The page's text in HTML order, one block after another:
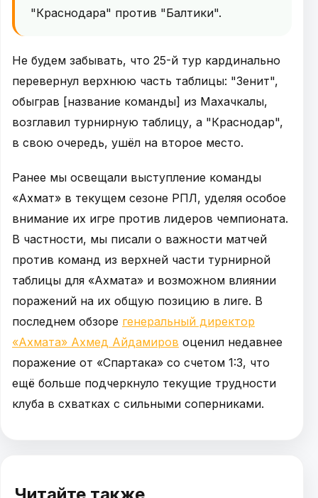
"Краснодара" против "Балтики".
Не будем забывать, что 25-й тур кардинально
перевернул верхнюю часть таблицы: "Зенит",
обыграв [название команды] из Махачкалы,
возглавил турнирную таблицу, а "Краснодар",
в свою очередь, ушёл на второе место.
Ранее мы освещали выступление команды
«Ахмат» в текущем сезоне РПЛ, уделяя особое
внимание их игре против лидеров чемпионата.
В частности, мы писали о важности матчей
против команд из верхней части турнирной
таблицы для «Ахмата» и возможном влиянии
поражений на их общую позицию в лиге. В
последнем обзоре генеральный директор
«Ахмата» Ахмед Айдамиров оценил недавнее
поражение от «Спартака» со счетом 1:3, что
ещё больше подчеркнуло текущие трудности
клуба в схватках с сильными соперниками.